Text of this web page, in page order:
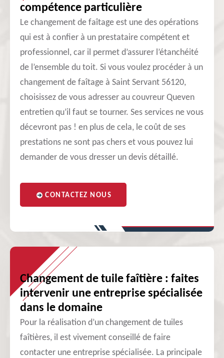
compétence particulière
Le changement de faîtage est une des opérations
qui est à confier à un prestataire compétent et
professionnel, car il permet d’assurer l’étanchéité
de l’ensemble du toit. Si vous voulez procéder à un
changement de faîtage à Saint Servant 56120,
choisissez de vous adresser au couvreur Queven
entretien qu’il faut se tourner. Ses services ne vous
décevront pas ! en plus de cela, le coût de ses
prestations ne sont pas chers et vous pouvez lui
demander de vous dresser un devis détaillé.
CONTACTEZ NOUS
Changement de tuile faîtière : faites
intervenir une entreprise spécialisée
dans le domaine
Pour la réalisation d’un changement de tuiles
faîtières, il est vivement conseillé de faire
contacter une entreprise spécialisée. La principale